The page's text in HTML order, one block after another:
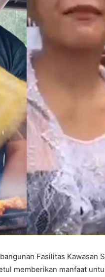
Fasilitas Kawasan
memberikan manfaat